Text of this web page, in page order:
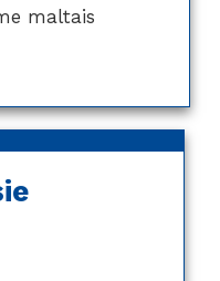
maltais